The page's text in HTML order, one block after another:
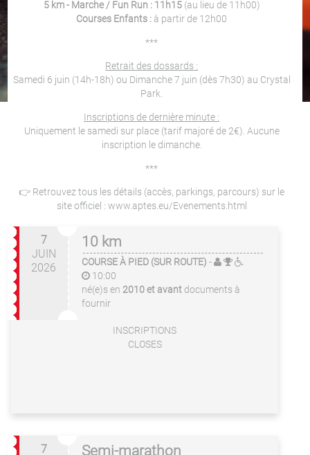
5 km - Marche / Fun Run : 11h15(au lieu de 11h00)
Courses Enfants :à partir de 12h00
***
Retrait des dossards :
Samedi 6 juin (14h-18h) ou Dimanche 7 juin (dès 7h30) au Crystal
Park.
Inscriptions de dernière minute :
Uniquement le samedi sur place (tarif majoré de 2€). Aucune
inscription le dimanche.
***
👉 Retrouvez tous les détails (accès, parkings, parcours) sur le
site officiel : www.aptes.eu/Evenements.html
7
JUIN
2026
10 km
COURSE À PIED (SUR ROUTE) -
10:00
né(e)s en 2010 et avant documents à
fournir
INSCRIPTIONS
CLOSES
7 Semi-marathon